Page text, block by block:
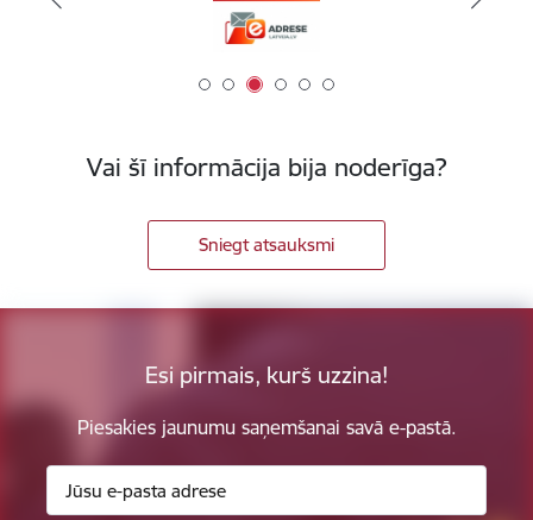
Vai šī informācija bija noderīga?
Sniegt atsauksmi
Esi pirmais, kurš uzzina!
Piesakies jaunumu saņemšanai savā e-pastā.